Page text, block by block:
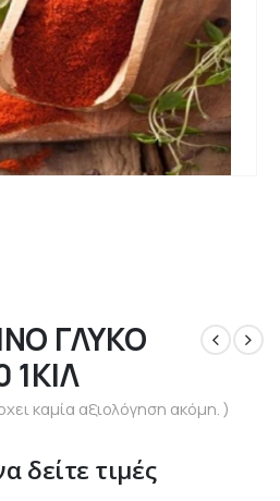
ΓΛΥΚΟ
1ΚΙΛ
καμία αξιολόγηση ακόμη. )
δείτε τιμές